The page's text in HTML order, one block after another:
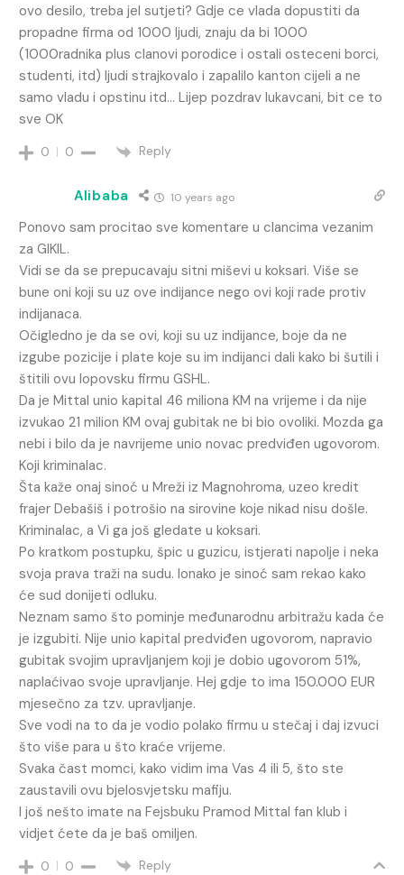
ovo desilo, treba jel sutjeti? Gdje ce vlada dopustiti da
propadne firma od 1000 ljudi, znaju da bi 1000
(1000radnika plus clanovi porodice i ostali osteceni borci,
studenti, itd) ljudi strajkovalo i zapalilo kanton cijeli a ne
samo vladu i opstinu itd… Lijep pozdrav lukavcani, bit ce to
sve OK
0 0 Reply
Alibaba 10 years ago
Ponovo sam procitao sve komentare u clancima vezanim
za GIKIL.
Vidi se da se prepucavaju sitni miševi u koksari. Više se
bune oni koji su uz ove indijance nego ovi koji rade protiv
indijanaca.
Očigledno je da se ovi, koji su uz indijance, boje da ne
izgube pozicije i plate koje su im indijanci dali kako bi šutili i
štitili ovu lopovsku firmu GSHL.
Da je Mittal unio kapital 46 miliona KM na vrijeme i da nije
izvukao 21 milion KM ovaj gubitak ne bi bio ovoliki. Mozda ga
nebi i bilo da je navrijeme unio novac predviđen ugovorom.
Koji kriminalac.
Šta kaže onaj sinoć u Mreži iz Magnohroma, uzeo kredit
frajer Debašiš i potrošio na sirovine koje nikad nisu došle.
Kriminalac, a Vi ga još gledate u koksari.
Po kratkom postupku, špic u guzicu, istjerati napolje i neka
svoja prava traži na sudu. Ionako je sinoć sam rekao kako
će sud donijeti odluku.
Neznam samo što pominje međunarodnu arbitražu kada će
je izgubiti. Nije unio kapital predviđen ugovorom, napravio
gubitak svojim upravljanjem koji je dobio ugovorom 51%,
naplaćivao svoje upravljanje. Hej gdje to ima 150.000 EUR
mjesečno za tzv. upravljanje.
Sve vodi na to da je vodio polako firmu u stečaj i daj izvuci
što više para u što kraće vrijeme.
Svaka čast momci, kako vidim ima Vas 4 ili 5, što ste
zaustavili ovu bjelosvjetsku mafiju.
I još nešto imate na Fejsbuku Pramod Mittal fan klub i
vidjet ćete da je baš omiljen.
0 0 Reply